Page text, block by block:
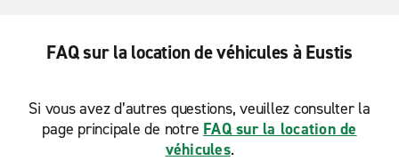
FAQ sur la location de véhicules à Eustis
Si vous avez d’autres questions, veuillez consulter la
page principale de notre FAQ sur la location de
véhicules.